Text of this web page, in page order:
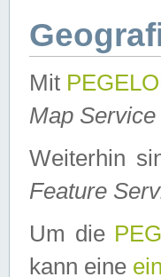
Mit
Map
Weiterhin
Feature
Um die
kann eine